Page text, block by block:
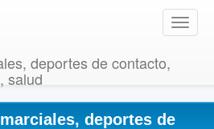
T
o
e
deportes de contacto,
salud
deportes de